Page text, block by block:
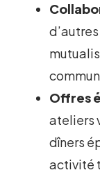
Offres
ateliers
dîners
activité